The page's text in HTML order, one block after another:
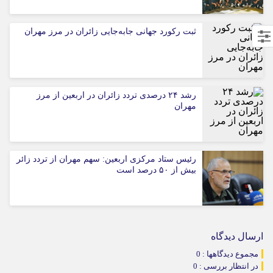
ثبت رکورد جهانی جابه‌جایی زائران در مرز مهران
رشد ۲۴ درصدی تردد زائران در اربعین از مرز
مهران
رئیس ستاد مرکزی اربعین: سهم مهران از تردد زائر
بیش از ۵۰ درصد است
ارسال دیدگاه
مجموع دیدگاهها : 0
در انتظار بررسی : 0